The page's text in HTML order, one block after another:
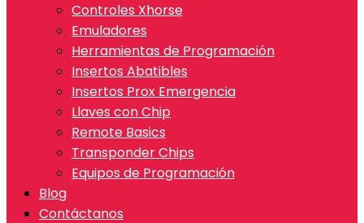
Controles Xhorse
Emuladores
Herramientas de Programación
Insertos Abatibles
Insertos Prox Emergencia
Llaves con Chip
Remote Basics
Transponder Chips
Equipos de Programación
Blog
Contáctanos